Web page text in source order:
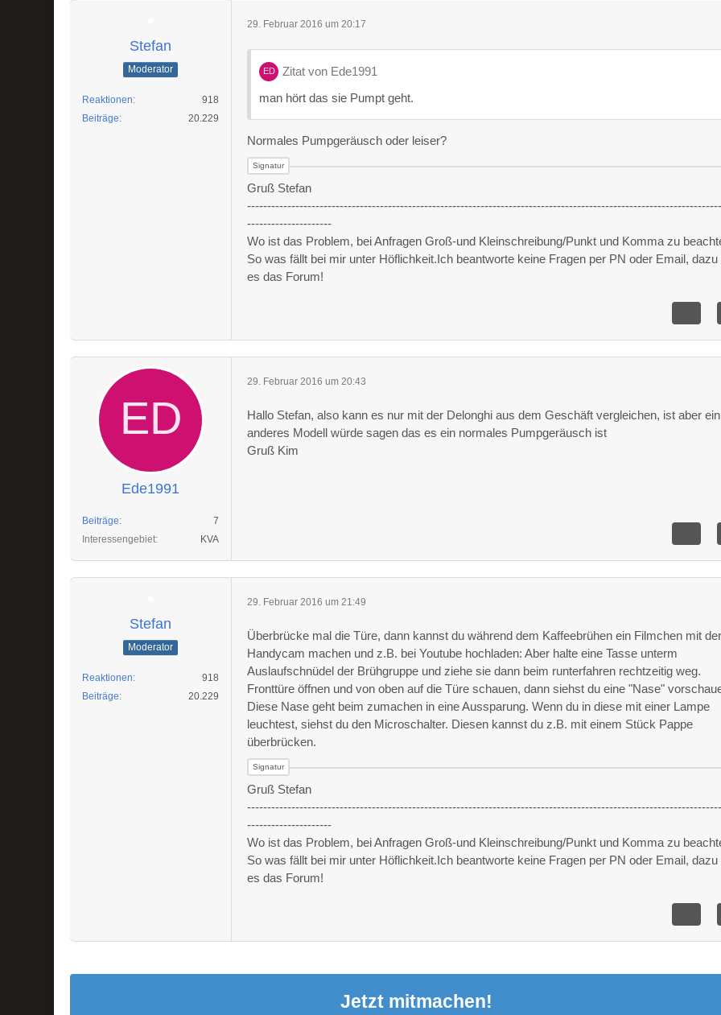
Stefan
Moderator
Reaktionen
918
Beiträge
20.229
29. Februar 2016 um 20:17
Zitat von Ede1991
man hört das sie Pumpt geht.
Normales Pumpgeräusch oder leiser?
Gruß Stefan
---------------------
Wo ist das Problem, bei Anfragen Groß-und Kleinschreibung/Punkt und Komma zu
So was fällt bei mir unter Höflichkeit.Ich beantworte keine Fragen per PN oder Email, dazu
es das Forum!
Ede1991
Beiträge
7
Interessengebiet
KVA
29. Februar 2016 um 20:43
Hallo Stefan, also kann es nur mit der Delonghi aus dem Geschäft vergleichen, ist aber ein
anderes Modell würde sagen das es ein normales Pumpgeräusch ist
Gruß Kim
Stefan
Moderator
Reaktionen
918
Beiträge
20.229
29. Februar 2016 um 21:49
Überbrücke mal die Türe, dann kannst du während dem Kaffeebrühen ein Filmchen mit
Handycam machen und z.B. bei Youtube hochladen: Aber halte eine Tasse unterm
Auslaufschnüdel der Brühgruppe und ziehe sie dann beim runterfahren rechtzeitig weg.
Fronttüre öffnen und von oben auf die Türe schauen, dann siehst du eine "Nase"
Diese Nase geht beim zumachen in eine Aussparung. Wenn du in diese mit einer Lampe
leuchtest, siehst du den Microschalter. Diesen kannst du z.B. mit einem Stück Pappe
überbrücken.
Gruß Stefan
---------------------
Wo ist das Problem, bei Anfragen Groß-und Kleinschreibung/Punkt und Komma zu
So was fällt bei mir unter Höflichkeit.Ich beantworte keine Fragen per PN oder Email, dazu
es das Forum!
Jetzt mitmachen!